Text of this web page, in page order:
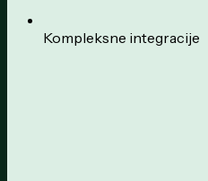
Kompleksne integracije